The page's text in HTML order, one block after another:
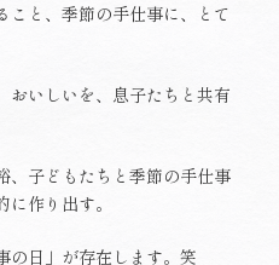
こと、季節の手仕事に、とて
おいしいを、息子たちと共有
、子どもたちと季節の手仕事
作り出す。
の日」が存在します。笑